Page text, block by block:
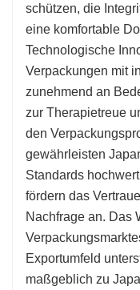
schützen, die
eine komfortable
Technologische
Verpackungen mit
zunehmend an
zur Therapietreue
den
gewährleisten
Standards
fördern das
Nachfrage an. Das
Exportumfeld
maßgeblich zu